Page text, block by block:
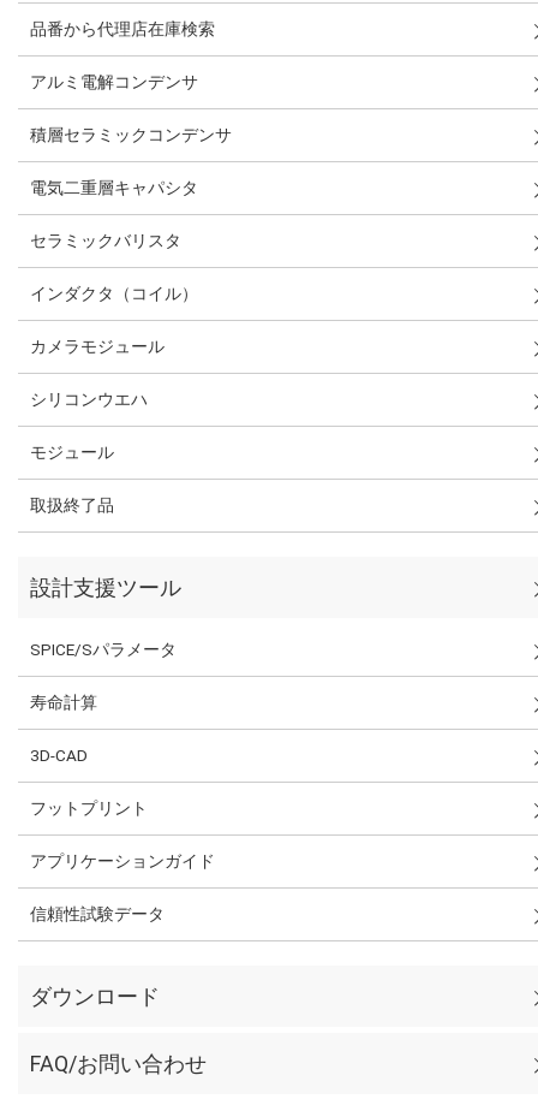
品番から代理店在庫検索
アルミ電解コンデンサ
積層セラミックコンデンサ
電気二重層キャパシタ
セラミックバリスタ
インダクタ（コイル）
カメラモジュール
シリコンウエハ
モジュール
取扱終了品
設計支援ツール
SPICE/Sパラメータ
寿命計算
3D-CAD
フットプリント
アプリケーションガイド
信頼性試験データ
ダウンロード
FAQ/お問い合わせ